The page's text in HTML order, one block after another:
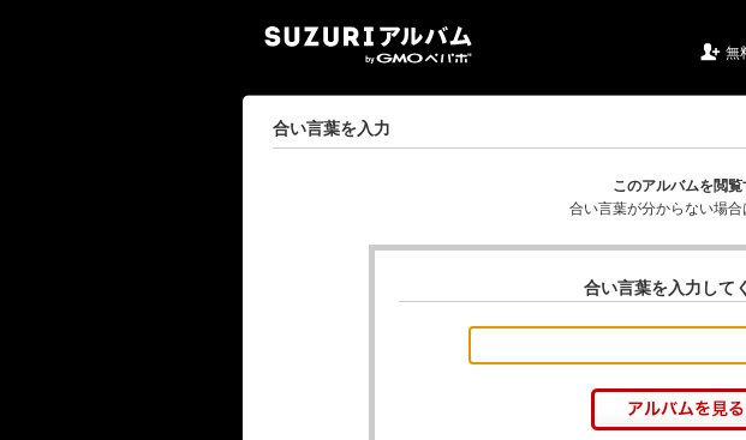
 無
合い言葉を入力
このアルバムを閲覧
合い言葉が分からない場合
合い言葉を入力して